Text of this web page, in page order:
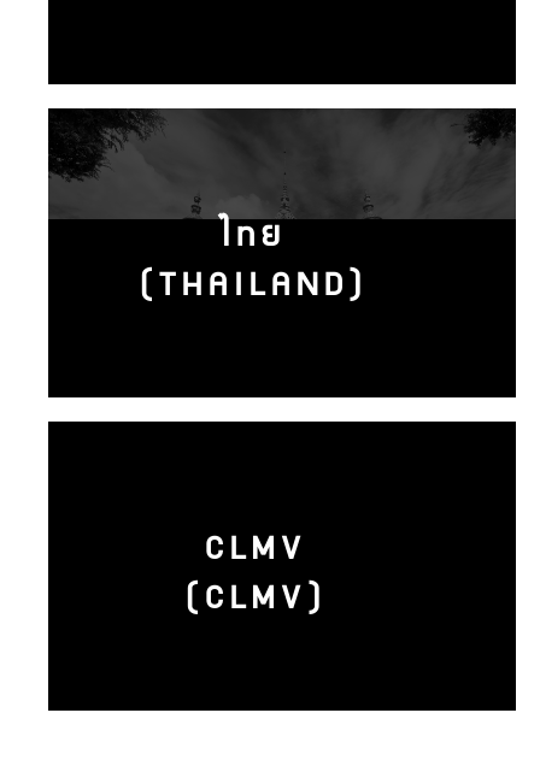
ไทย
(THAILAND)
CLMV
(CLMV)